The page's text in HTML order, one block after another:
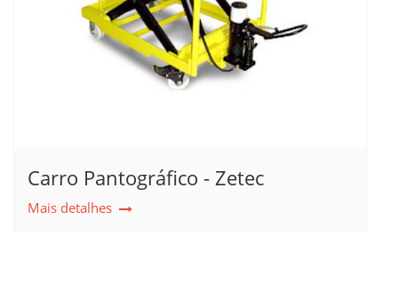
Carro Pantográfico - Zetec
Mais detalhes